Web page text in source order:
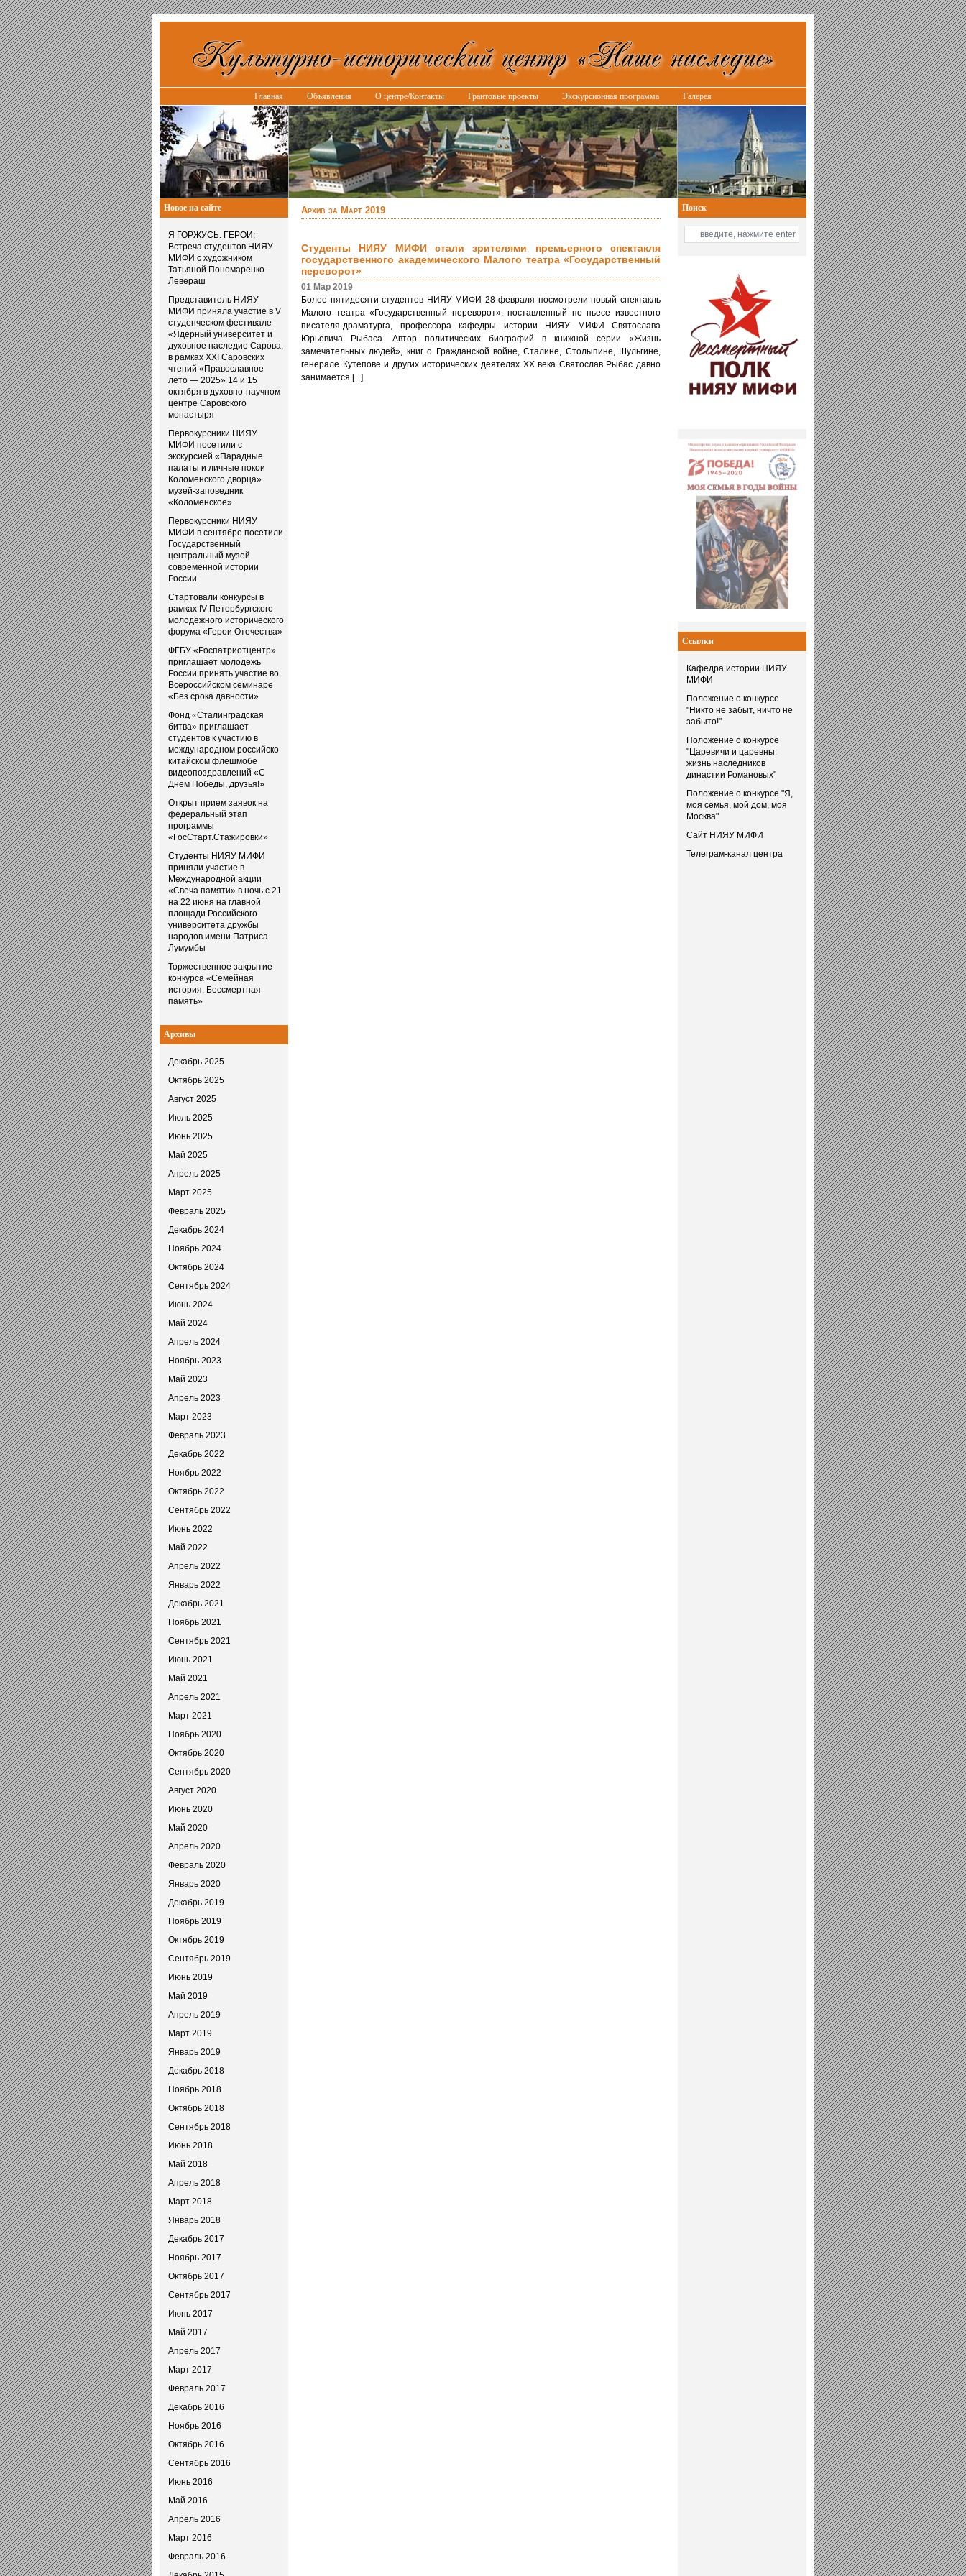
Главная Объявления О центре/Контакты Грантовые проекты Экскурсионная программа Галерея
Новое на сайте
Я ГОРЖУСЬ. ГЕРОИ:
Встреча студентов НИЯУ
МИФИ с художником
Татьяной Пономаренко-
Левераш
Представитель НИЯУ
МИФИ приняла участие в V
студенческом фестивале
«Ядерный университет и
духовное наследие Сарова,
в рамках XXI Саровских
чтений «Православное
лето — 2025» 14 и 15
октября в духовно-научном
центре Саровского
монастыря
Первокурсники НИЯУ
МИФИ посетили с
экскурсией «Парадные
палаты и личные покои
Коломенского дворца»
музей-заповедник
«Коломенское»
Первокурсники НИЯУ
МИФИ в сентябре посетили
Государственный
центральный музей
современной истории
России
Стартовали конкурсы в
рамках IV Петербургского
молодежного исторического
форума «Герои Отечества»
ФГБУ «Роспатриотцентр»
приглашает молодежь
России принять участие во
Всероссийском семинаре
«Без срока давности»
Фонд «Сталинградская
битва» приглашает
студентов к участию в
международном российско-
китайском флешмобе
видеопоздравлений «С
Днем Победы, друзья!»
Открыт прием заявок на
федеральный этап
программы
«ГосСтарт.Стажировки»
Студенты НИЯУ МИФИ
приняли участие в
Международной акции
«Свеча памяти» в ночь с 21
на 22 июня на главной
площади Российского
университета дружбы
народов имени Патриса
Лумумбы
Торжественное закрытие
конкурса «Семейная
история. Бессмертная
память»
Архивы
Декабрь 2025
Октябрь 2025
Август 2025
Июль 2025
Июнь 2025
Май 2025
Апрель 2025
Март 2025
Февраль 2025
Декабрь 2024
Ноябрь 2024
Октябрь 2024
Сентябрь 2024
Июнь 2024
Май 2024
Апрель 2024
Ноябрь 2023
Май 2023
Апрель 2023
Март 2023
Февраль 2023
Декабрь 2022
Ноябрь 2022
Октябрь 2022
Сентябрь 2022
Июнь 2022
Май 2022
Апрель 2022
Январь 2022
Декабрь 2021
Ноябрь 2021
Сентябрь 2021
Июнь 2021
Май 2021
Апрель 2021
Март 2021
Ноябрь 2020
Октябрь 2020
Сентябрь 2020
Август 2020
Июнь 2020
Май 2020
Апрель 2020
Февраль 2020
Январь 2020
Декабрь 2019
Ноябрь 2019
Октябрь 2019
Сентябрь 2019
Июнь 2019
Май 2019
Апрель 2019
Март 2019
Январь 2019
Декабрь 2018
Ноябрь 2018
Октябрь 2018
Сентябрь 2018
Июнь 2018
Май 2018
Апрель 2018
Март 2018
Январь 2018
Декабрь 2017
Ноябрь 2017
Октябрь 2017
Сентябрь 2017
Июнь 2017
Май 2017
Апрель 2017
Март 2017
Февраль 2017
Декабрь 2016
Ноябрь 2016
Октябрь 2016
Сентябрь 2016
Июнь 2016
Май 2016
Апрель 2016
Март 2016
Февраль 2016
Поиск
Ссылки
Кафедра истории НИЯУ
МИФИ
Положение о конкурсе
"Никто не забыт, ничто не
забыто!"
Положение о конкурсе
"Царевичи и царевны:
жизнь наследников
династии Романовых"
Положение о конкурсе "Я,
моя семья, мой дом, моя
Москва"
Сайт НИЯУ МИФИ
Телеграм-канал центра
Архив за Март 2019
Студенты НИЯУ МИФИ стали зрителями премьерного спектакля
государственного академического Малого театра «Государственный
переворот»
01 Мар 2019
Более пятидесяти студентов НИЯУ МИФИ 28 февраля посмотрели новый спектакль
Малого театра «Государственный переворот», поставленный по пьесе известного
писателя-драматурга, профессора кафедры истории НИЯУ МИФИ Святослава
Юрьевича Рыбаса. Автор политических биографий в книжной серии «Жизнь
замечательных людей», книг о Гражданской войне, Сталине, Столыпине, Шульгине,
генерале Кутепове и других исторических деятелях ХХ века Святослав Рыбас давно
занимается [...]